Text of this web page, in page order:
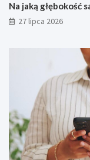
Na jaką głębokość
27 lipca 2026